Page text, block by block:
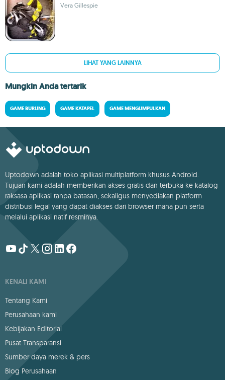
Vera Gillespie
LIHAT YANG LAINNYA
Mungkin Anda tertarik
GAME BURUNG GAME KATAPEL GAME MENGUMPULKAN
Uptodown adalah toko aplikasi multiplatform khusus Android.
Tujuan kami adalah memberikan akses gratis dan terbuka ke katalog
raksasa aplikasi tanpa batasan, sekaligus menyediakan platform
distribusi legal yang dapat diakses dari browser mana pun serta
melalui aplikasi natif resminya.
KENALI KAMI
Tentang Kami
Perusahaan kami
Kebijakan Editorial
Pusat Transparansi
Sumber daya merek & pers
Blog Perusahaan